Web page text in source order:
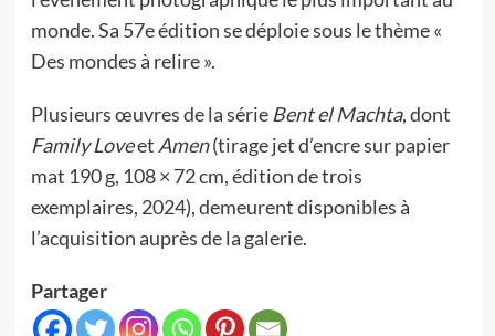
monde. Sa 57e édition se déploie sous le thème «
Des mondes à relire ».
Plusieurs œuvres de la série Bent el Machta, dont
Family Loveet Amen(tirage jet d’encre sur papier
mat 190 g, 108 × 72 cm, édition de trois
exemplaires, 2024), demeurent disponibles à
l’acquisition auprès de la galerie.
Partager